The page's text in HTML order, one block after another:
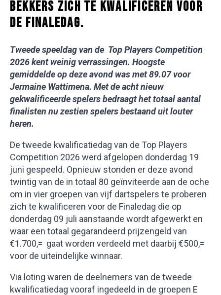
BEKKERS ZICH TE KWALIFICEREN VOOR
DE FINALEDAG.
Tweede speeldag van de Top Players Competition
2026 kent weinig verrassingen. Hoogste
gemiddelde op deze avond was met 89.07 voor
Jermaine Wattimena. Met de acht nieuw
gekwalificeerde spelers bedraagt het totaal aantal
finalisten nu zestien spelers bestaand uit louter
heren.
De tweede kwalificatiedag van de Top Players
Competition 2026 werd afgelopen donderdag 19
juni gespeeld. Opnieuw stonden er deze avond
twintig van de in totaal 80 geïnviteerde aan de oche
om in vier groepen van vijf dartspelers te proberen
zich te kwalificeren voor de Finaledag die op
donderdag 09 juli aanstaande wordt afgewerkt en
waar een totaal gegarandeerd prijzengeld van
€1.700,= gaat worden verdeeld met daarbij €500,=
voor de uiteindelijke winnaar.
Via loting waren de deelnemers van de tweede
kwalificatiedag vooraf ingedeeld in de groepen E